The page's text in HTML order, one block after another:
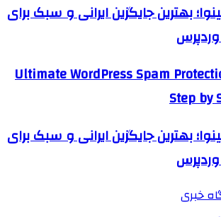
بهترین جایگزین ایرانی و سبک برای
Ultimate WordPress Spam
Step by
بهترین جایگزین ایرانی و سبک برای
خبری